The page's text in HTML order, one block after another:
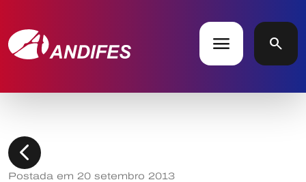
menu search
chevron_left
Postada em 20 setembro 2013